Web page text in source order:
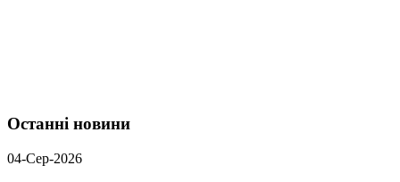
Останні новини
04-Сер-2026